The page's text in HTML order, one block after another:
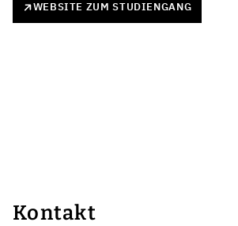
WEBSITE ZUM STUDIENGANG
Kontakt